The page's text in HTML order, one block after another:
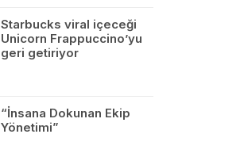
Starbucks viral içeceği
Unicorn Frappuccino’yu
geri getiriyor
“İnsana Dokunan Ekip
Yönetimi”